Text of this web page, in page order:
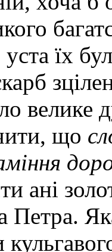
їх
велике
що
ані